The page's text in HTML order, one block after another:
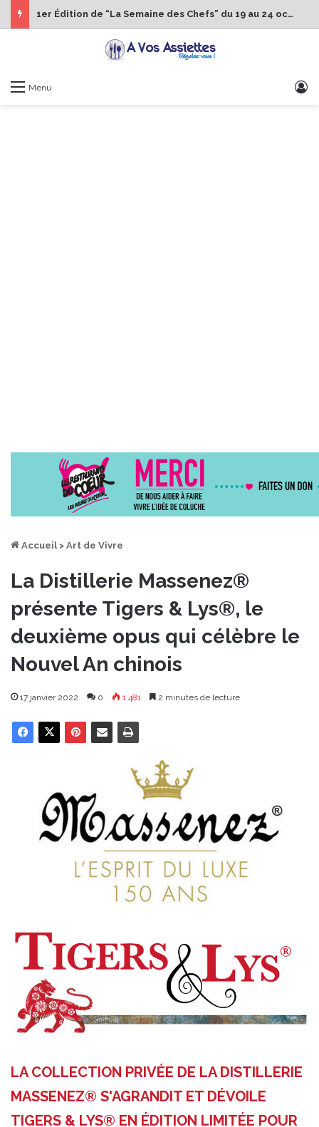
1er Édition de “La Semaine des Chefs” du 19 au 24 octobre 2026
Menu
Accueil > Art de Vivre
La Distillerie Massenez®
présente Tigers & Lys®, le
deuxième opus qui célèbre le
Nouvel An chinois
17 janvier 2022 0 1 481 2 minutes de lecture
LA COLLECTION PRIVÉE DE LA DISTILLERIE
MASSENEZ® S'AGRANDIT ET DÉVOILE
TIGERS & LYS® EN ÉDITION LIMITÉE POUR